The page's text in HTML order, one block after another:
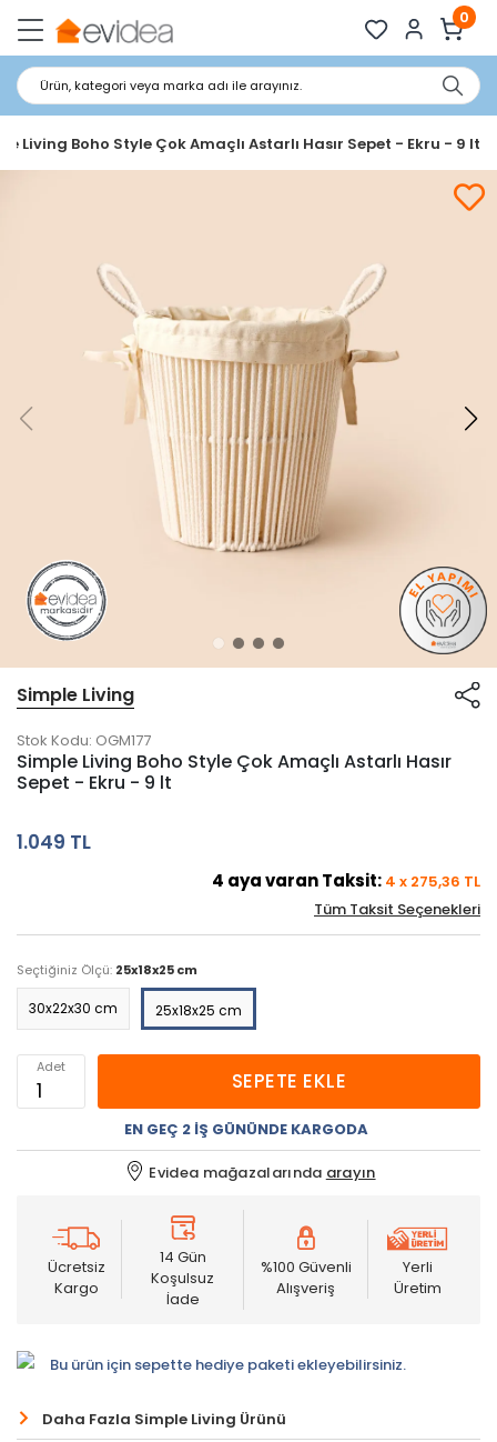
0
Ürün, kategori veya marka adı ile arayınız.
Living Boho Style Çok Amaçlı Astarlı Hasır Sepet - Ekru - 9 lt
Simple Living
Stok Kodu: OGM177
Simple Living Boho Style Çok Amaçlı Astarlı Hasır
Sepet - Ekru - 9 lt
1.049 TL
4 aya varan Taksit: 4 x 275,36 TL
Tüm Taksit Seçenekleri
Seçtiğiniz Ölçü: 25x18x25 cm
30x22x30 cm 25x18x25 cm
Adet
SEPETE EKLE
EN GEÇ 2 İŞ GÜNÜNDE KARGODA
Evidea mağazalarında arayın
Ücretsiz
Kargo
14 Gün
Koşulsuz
İade
%100 Güvenli
Alışveriş
Yerli
Üretim
Bu ürün için sepette hediye paketi ekleyebilirsiniz.
Daha Fazla Simple Living Ürünü